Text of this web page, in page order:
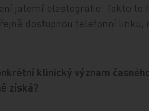
jaterní elastografie. Takto to
dostupnou telefonní linku,
klinický význam
získá?